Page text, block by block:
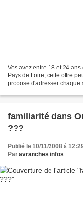
Vos avez entre 18 et 24
Pays de Loire, cette offre
propose d'adresser chaque
familiarité dans
???
Publié le 10/11/2008 à
Par avranches infos